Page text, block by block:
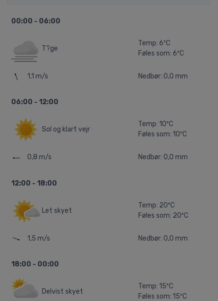
00:00 - 06:00
T?ge
Temp: 6ºC
Føles som: 6ºC
1,1 m/s Nedbør: 0,0 mm
06:00 - 12:00
Sol og klart vejr
Temp: 10ºC
Føles som: 10ºC
0,8 m/s Nedbør: 0,0 mm
12:00 - 18:00
Let skyet
Temp: 20ºC
Føles som: 20ºC
1,5 m/s Nedbør: 0,0 mm
18:00 - 00:00
Delvist skyet
Temp: 15ºC
Føles som: 15ºC